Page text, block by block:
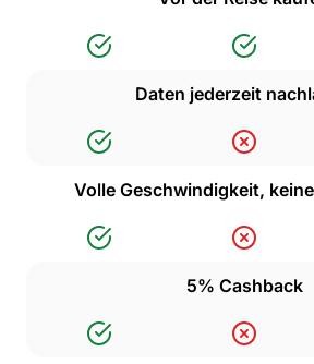
Daten jederzeit
Volle Geschwindigkeit,
5% Cashback